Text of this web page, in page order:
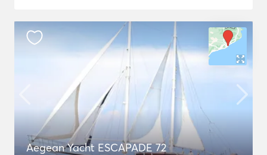
Aegean Yacht ESCAPADE 72